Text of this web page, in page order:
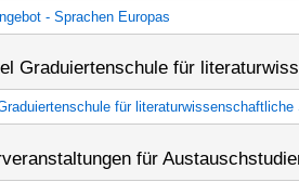
(StO und PO gültig ab WS 12/13)
- Sprachen Europas
Graduiertenschule für
für literaturwissenschaftliche
Literary Studies)
für